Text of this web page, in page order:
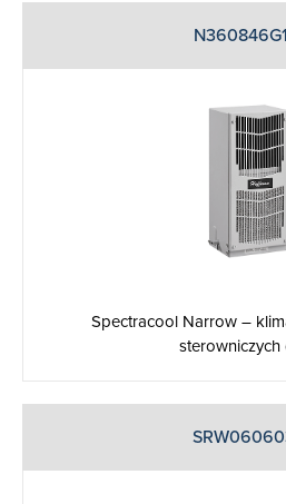
Spectracool Narrow –
sterowniczych